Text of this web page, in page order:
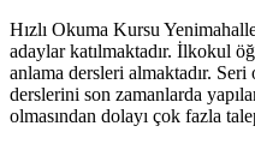
Hızlı Okuma Kursu
adaylar katılmaktadır. İlkokul
anlama dersleri almaktadır.
derslerini son zamanlarda
olmasından dolayı çok fazla